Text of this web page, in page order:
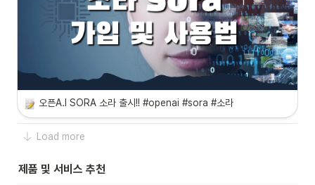
오픈A.I SORA 소라 출시!! #openai #sora #소라
Load more
제품 및 서비스 추천